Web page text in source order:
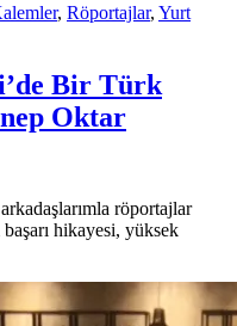
, Röportajlar, Yurt
Bir Türk
Oktar
arkadaşlarımla röportajlar
hikayesi, yüksek